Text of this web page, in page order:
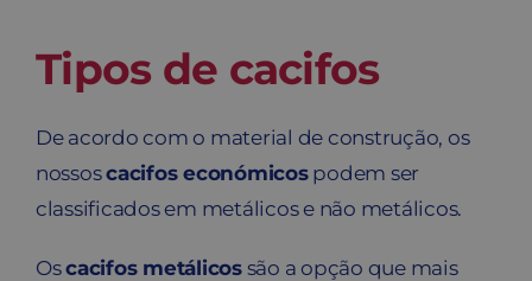
Tipos de cacifos
De acordo com o material de construção, os
nossoscacifos económicospodem ser
classificados em metálicos e não metálicos.
Oscacifos metálicossão a opção que mais